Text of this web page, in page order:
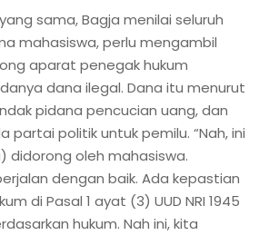
sama, Bagja menilai seluruh
mahasiswa, perlu mengambil
aparat penegak hukum
dana ilegal. Dana itu menurut
pidana pencucian uang, dan
partai politik untuk pemilu. “Nah, ini
didorong oleh mahasiswa.
dengan baik. Ada kepastian
di Pasal 1 ayat (3) UUD NRI 1945
hukum. Nah ini, kita